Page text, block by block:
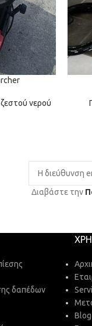
νερού
Διαβάστε την
δαπέδων
Blog